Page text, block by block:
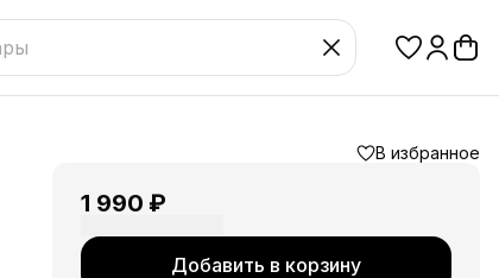
В избранное
1 990 ₽
Добавить в корзину